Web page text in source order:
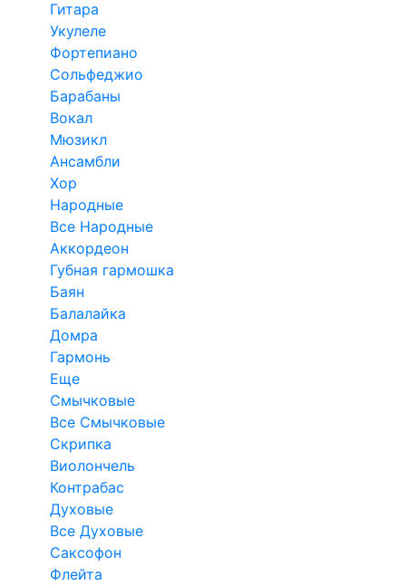
Гитара
Укулеле
Фортепиано
Сольфеджио
Барабаны
Вокал
Мюзикл
Ансамбли
Хор
Народные
Все Народные
Аккордеон
Губная гармошка
Баян
Балалайка
Домра
Гармонь
Еще
Смычковые
Все Смычковые
Скрипка
Виолончель
Контрабас
Духовые
Все Духовые
Саксофон
Флейта